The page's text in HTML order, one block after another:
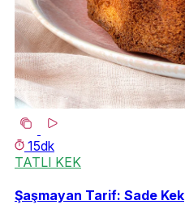
15dk
TATLI KEK
Şaşmayan Tarif: Sade Kek